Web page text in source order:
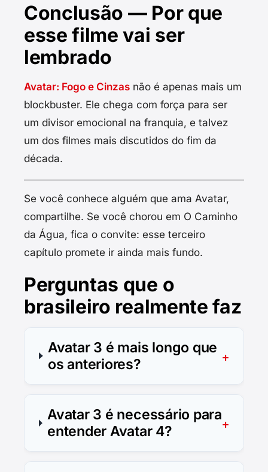
Conclusão — Por que
esse filme vai ser
lembrado
Avatar: Fogo e Cinzas não é apenas mais um
blockbuster. Ele chega com força para ser
um divisor emocional na franquia, e talvez
um dos filmes mais discutidos do fim da
década.
Se você conhece alguém que ama Avatar,
compartilhe. Se você chorou em O Caminho
da Água, fica o convite: esse terceiro
capítulo promete ir ainda mais fundo.
Perguntas que o
brasileiro realmente faz
Avatar 3 é mais longo que
os anteriores?
Avatar 3 é necessário para
entender Avatar 4?